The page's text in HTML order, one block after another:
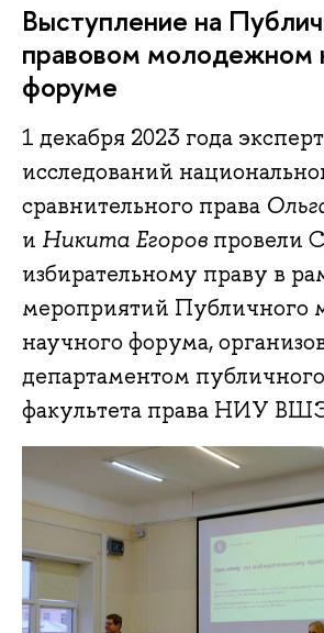
Выступление на
правовом молодежном
форуме
1 декабря 2023 года
исследований
сравнительного права
и Никита Егоров провели
избирательному праву в
мероприятий Публичного
научного форума,
департаментом
факультета права НИУ